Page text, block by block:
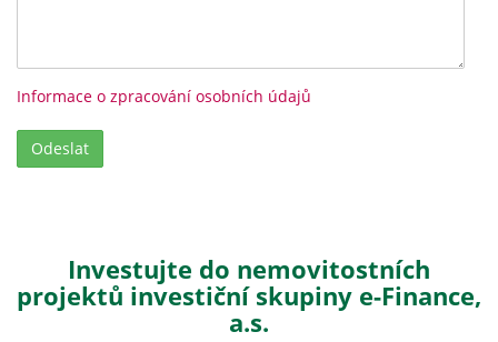
Informace o zpracování osobních údajů
Investujte do nemovitostních
projektů investiční skupiny e-Finance,
a.s.